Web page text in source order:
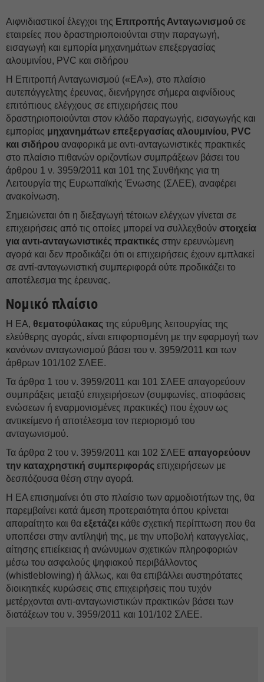
Αιφνιδιαστικοί έλεγχοι της Επιτροπής Ανταγωνισμού σε
εταιρείες που δραστηριοποιούνται στην παραγωγή,
εισαγωγή και εμπορία μηχανημάτων επεξεργασίας
αλουμινίου, PVC και σιδήρου
Η Επιτροπή Ανταγωνισμού («ΕΑ»), στο πλαίσιο
αυτεπάγγελτης έρευνας, διενήργησε σήμερα αιφνίδιους
επιτόπιους ελέγχους σε επιχειρήσεις που
δραστηριοποιούνται στον κλάδο παραγωγής, εισαγωγής και
εμπορίας μηχανημάτων επεξεργασίας αλουμινίου, PVC
και σιδήρου αναφορικά με αντι-ανταγωνιστικές πρακτικές
στο πλαίσιο πιθανών οριζοντίων συμπράξεων βάσει του
άρθρου 1 ν. 3959/2011 και 101 της Συνθήκης για τη
Λειτουργία της Ευρωπαϊκής Ένωσης (ΣΛΕΕ), αναφέρει
ανακοίνωση.
Σημειώνεται ότι η διεξαγωγή τέτοιων ελέγχων γίνεται σε
επιχειρήσεις από τις οποίες μπορεί να συλλεχθούν στοιχεία
για αντι-ανταγωνιστικές πρακτικές στην ερευνώμενη
αγορά και δεν προδικάζει ότι οι επιχειρήσεις έχουν εμπλακεί
σε αντί-ανταγωνιστική συμπεριφορά ούτε προδικάζει το
αποτέλεσμα της έρευνας.
Νομικό πλαίσιο
Η ΕΑ, θεματοφύλακας της εύρυθμης λειτουργίας της
ελεύθερης αγοράς, είναι επιφορτισμένη με την εφαρμογή των
κανόνων ανταγωνισμού βάσει του ν. 3959/2011 και των
άρθρων 101/102 ΣΛΕΕ.
Τα άρθρα 1 του ν. 3959/2011 και 101 ΣΛΕΕ απαγορεύουν
συμπράξεις μεταξύ επιχειρήσεων (συμφωνίες, αποφάσεις
ενώσεων ή εναρμονισμένες πρακτικές) που έχουν ως
αντικείμενο ή αποτέλεσμα τον περιορισμό του
ανταγωνισμού.
Τα άρθρα 2 του ν. 3959/2011 και 102 ΣΛΕΕ απαγορεύουν
την καταχρηστική συμπεριφοράς επιχειρήσεων με
δεσπόζουσα θέση στην αγορά.
Η ΕΑ επισημαίνει ότι στο πλαίσιο των αρμοδιοτήτων της, θα
παρεμβαίνει κατά άμεση προτεραιότητα όπου κρίνεται
απαραίτητο και θα εξετάζει κάθε σχετική περίπτωση που θα
υποπέσει στην αντίληψή της, με την υποβολή καταγγελίας,
αίτησης επιείκειας ή ανώνυμων σχετικών πληροφοριών
μέσω του ασφαλούς ψηφιακού περιβάλλοντος
(whistleblowing) ή άλλως, και θα επιβάλλει αυστηρότατες
διοικητικές κυρώσεις στις επιχειρήσεις που τυχόν
μετέρχονται αντι-ανταγωνιστικών πρακτικών βάσει των
διατάξεων του ν. 3959/2011 και 101/102 ΣΛΕΕ.